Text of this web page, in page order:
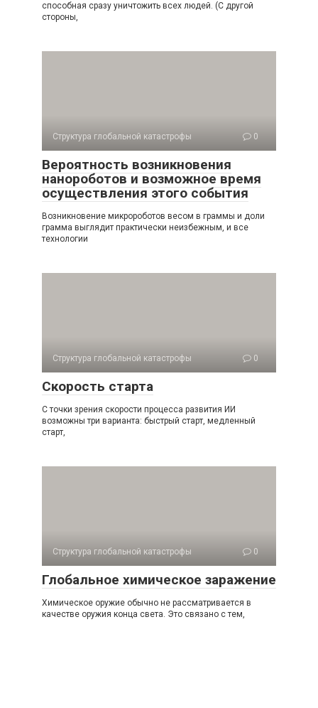
способная сразу уничтожить всех людей. (С другой
стороны,
Структура глобальной катастрофы 0
Вероятность возникновения
нанороботов и возможное время
осуществления этого события
Возникновение микророботов весом в граммы и доли
грамма выглядит практически неизбежным, и все
технологии
Структура глобальной катастрофы 0
Скорость старта
С точки зрения скорости процесса развития ИИ
возможны три варианта: быстрый старт, медленный
старт,
Структура глобальной катастрофы 0
Глобальное химическое заражение
Химическое оружие обычно не рассматривается в
качестве оружия конца света. Это связано с тем,